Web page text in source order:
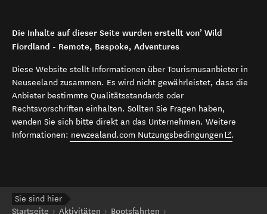
Die Inhalte auf dieser Seite wurden erstellt von’ Wild
Fiordland - Remote, Bespoke, Adventures
Diese Website stellt Informationen über Tourismusanbieter in
Neuseeland zusammen. Es wird nicht gewährleistet, dass die
Anbieter bestimmte Qualitätsstandards oder
Rechtsvorschriften einhalten. Sollten Sie Fragen haben,
wenden Sie sich bitte direkt an das Unternehmen. Weitere
Informationen: newzealand.com Nutzungsbedingungen (opens in
.
Sie sind hier
Startseite
Aktivitäten
Bootsfahrten